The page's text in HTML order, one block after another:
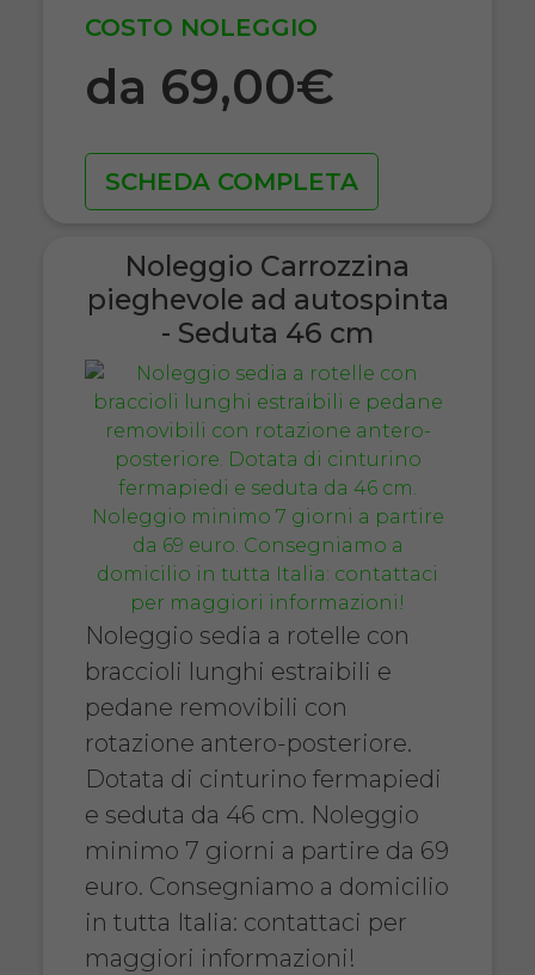
COSTO NOLEGGIO
da 69,00€
SCHEDA COMPLETA
Noleggio Carrozzina
pieghevole ad autospinta
- Seduta 46 cm
Noleggio sedia a rotelle con
braccioli lunghi estraibili e
pedane removibili con
rotazione antero-posteriore.
Dotata di cinturino fermapiedi
e seduta da 46 cm. Noleggio
minimo 7 giorni a partire da 69
euro. Consegniamo a domicilio
in tutta Italia: contattaci per
maggiori informazioni!